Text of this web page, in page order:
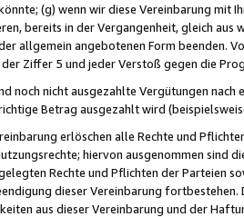
(g) wenn wir diese Vereinbarung mit
bereits in der Vergangenheit, gleich
allgemein angebotenen Form beenden.
Ziffer 5 und jeder Verstoß gegen die
noch nicht ausgezahlte Vergütungen
Betrag ausgezahlt wird
erlöschen alle Rechte und
hiervon ausgenommen sind
Rechte und Pflichten der Parteien
dieser Vereinbarung
aus dieser Vereinbarung und der